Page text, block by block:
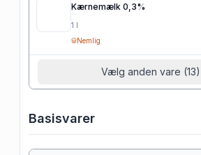
Kærnemælk 0,3%
1 l
Nemlig
Vælg anden vare (13)
Basisvarer